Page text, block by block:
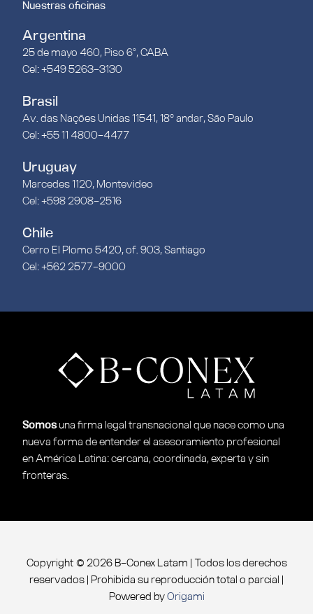
Nuestras oficinas
Argentina
25 de mayo 460, Piso 6°, CABA
Cel: +549 5263-3130
Brasil
Av. das Nações Unidas 11541, 18º andar, São Paulo
Cel: +55 11 4800-4477
Uruguay
Marcedes 1120, Montevideo
Cel: +598 2908-2516
Chile
Cerro El Plomo 5420, of. 903, Santiago
Cel: +562 2577-9000
Somosuna ﬁrma legal transnacional que nace como una
nueva forma de entenderel asesoramiento profesional
en América Latina: cercana, coordinada, experta ysin
fronteras.
Copyright © 2026 B-Conex Latam | Todos los derechos
reservados | Prohibida su reproducción total o parcial |
Powered by Origami